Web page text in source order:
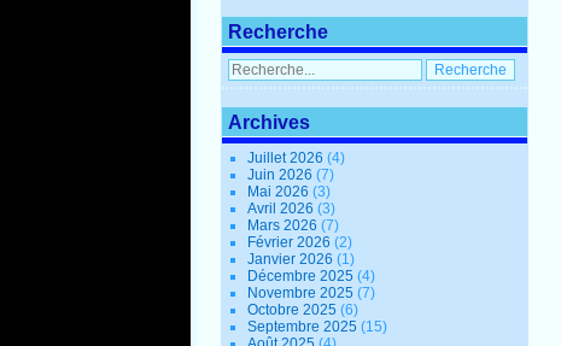
Recherche
Archives
Juillet 2026(4)
Juin 2026(7)
Mai 2026(3)
Avril 2026(3)
Mars 2026(7)
Février 2026(2)
Janvier 2026(1)
Décembre 2025(4)
Novembre 2025(7)
Octobre 2025(6)
Septembre 2025(15)